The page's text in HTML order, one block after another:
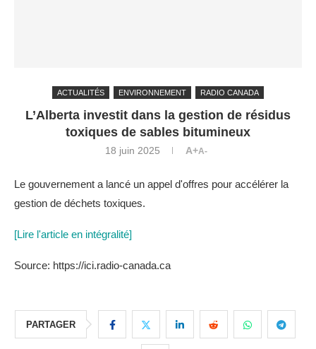
ACTUALITÉS ENVIRONNEMENT RADIO CANADA
L’Alberta investit dans la gestion de résidus
toxiques de sables bitumineux
18 juin 2025 A+A-
Le gouvernement a lancé un appel d'offres pour accélérer la
gestion de déchets toxiques.
[Lire l'article en intégralité]
Source: https://ici.radio-canada.ca
PARTAGER